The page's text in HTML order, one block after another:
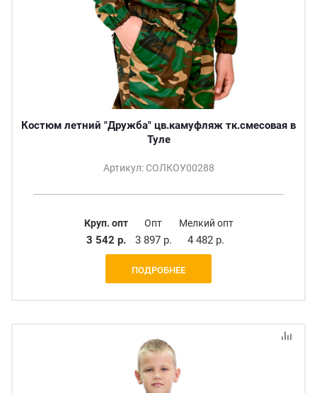
Костюм летний "Дружба" цв.камуфляж тк.смесовая в
Туле
Артикул: СОЛКОУ00288
Круп. опт
3 542 р.
Опт
3 897 р.
Мелкий опт
4 482 р.
ПОДРОБНЕЕ